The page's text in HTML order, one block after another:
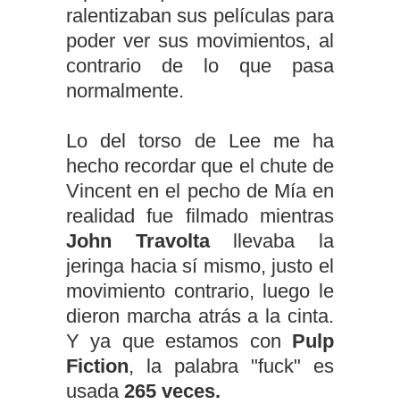
ralentizaban sus películas para
poder ver sus movimientos, al
contrario de lo que pasa
normalmente.
Lo del torso de Lee me ha
hecho recordar que el chute de
Vincent en el pecho de Mía en
realidad fue filmado mientras
John Travolta llevaba la
jeringa hacia sí mismo, justo el
movimiento contrario, luego le
dieron marcha atrás a la cinta.
Y ya que estamos con Pulp
Fiction, la palabra "fuck" es
usada 265 veces.